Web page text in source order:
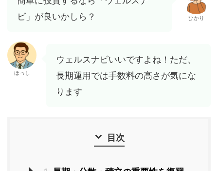
ビ」が良いかしら？
ひかり
ほっし
ウェルスナビいいですよね！ただ、
長期運用では手数料の高さが気にな
ります
目次